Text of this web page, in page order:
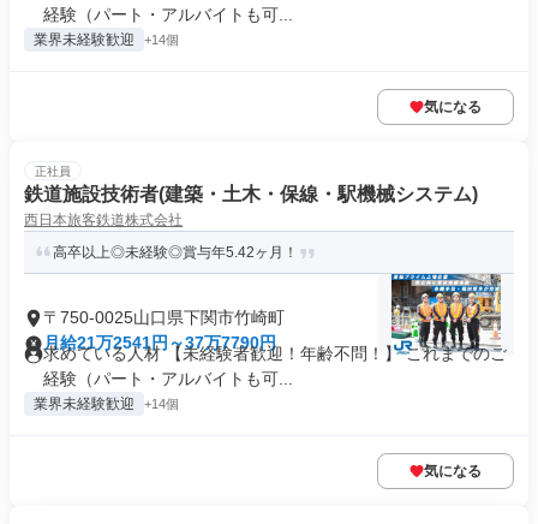
経験（パート・アルバイトも可...
業界未経験歓迎 +14個
気になる
正社員
鉄道施設技術者(建築・土木・保線・駅機械システム)
西日本旅客鉄道株式会社
高卒以上◎未経験◎賞与年5.42ヶ月！
〒750-0025山口県下関市竹崎町
月給21万2541円～37万7790円
求めている人材 【未経験者歓迎！年齢不問！】 これまでのご
経験（パート・アルバイトも可...
業界未経験歓迎 +14個
気になる